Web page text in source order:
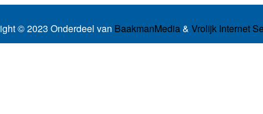
© 2023 Onderdeel van BaakmanMedia& Vrolijk Internet